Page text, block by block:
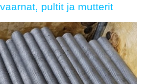
pultit ja mutterit